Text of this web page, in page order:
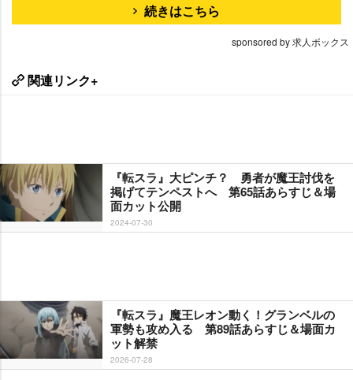
続きはこちら
sponsored by 求人ボックス
関連リンク+
『転スラ』大ピンチ？ 勇者が魔王討伐を
掲げてテンペストへ 第65話あらすじ＆場
面カット公開
2024-07-30
『転スラ』魔王レオン動く！グランベルの
軍勢も攻め入る 第89話あらすじ＆場面カ
ット解禁
2026-07-28